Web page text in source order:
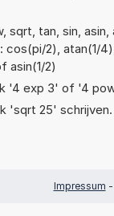
sqrt, tan, sin,
2), atan(1/
asin(1/2)
'4 exp 3' of '4
'sqrt 25' schrijven.
Impressum -